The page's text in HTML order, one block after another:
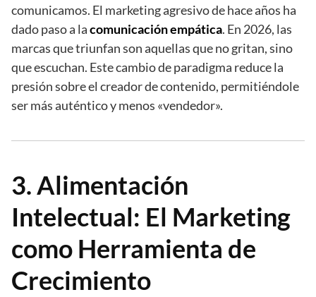
comunicamos. El marketing agresivo de hace años ha
dado paso a lacomunicación empática. En 2026, las
marcas que triunfan son aquellas que no gritan, sino
que escuchan. Este cambio de paradigma reduce la
presión sobre el creador de contenido, permitiéndole
ser más auténtico y menos «vendedor».
3. Alimentación
Intelectual: El Marketing
como Herramienta de
Crecimiento